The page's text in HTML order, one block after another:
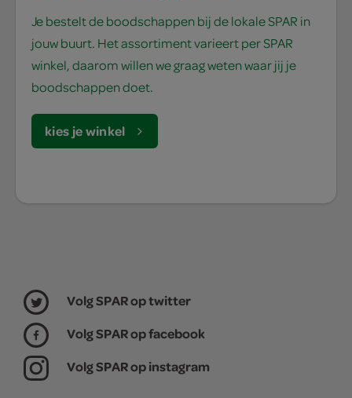
Je bestelt de boodschappen bij de lokale SPAR in
jouw buurt. Het assortiment varieert per SPAR
winkel, daarom willen we graag weten waar jij je
boodschappen doet.
kies je winkel
Volg SPAR op twitter
Volg SPAR op facebook
Volg SPAR op instagram